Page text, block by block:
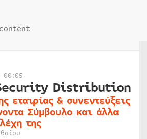
00:05
Distribution
εταιρίας & συνεντεύξεις
Σύμβουλο και άλλα
της